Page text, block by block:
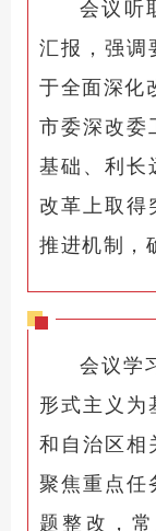
会议听
汇报，强调
于全面深化
市委深改委
基础、利长
改革上取得
推进机制，
会议学
形式主义为
和自治区相
聚焦重点任
题整改，